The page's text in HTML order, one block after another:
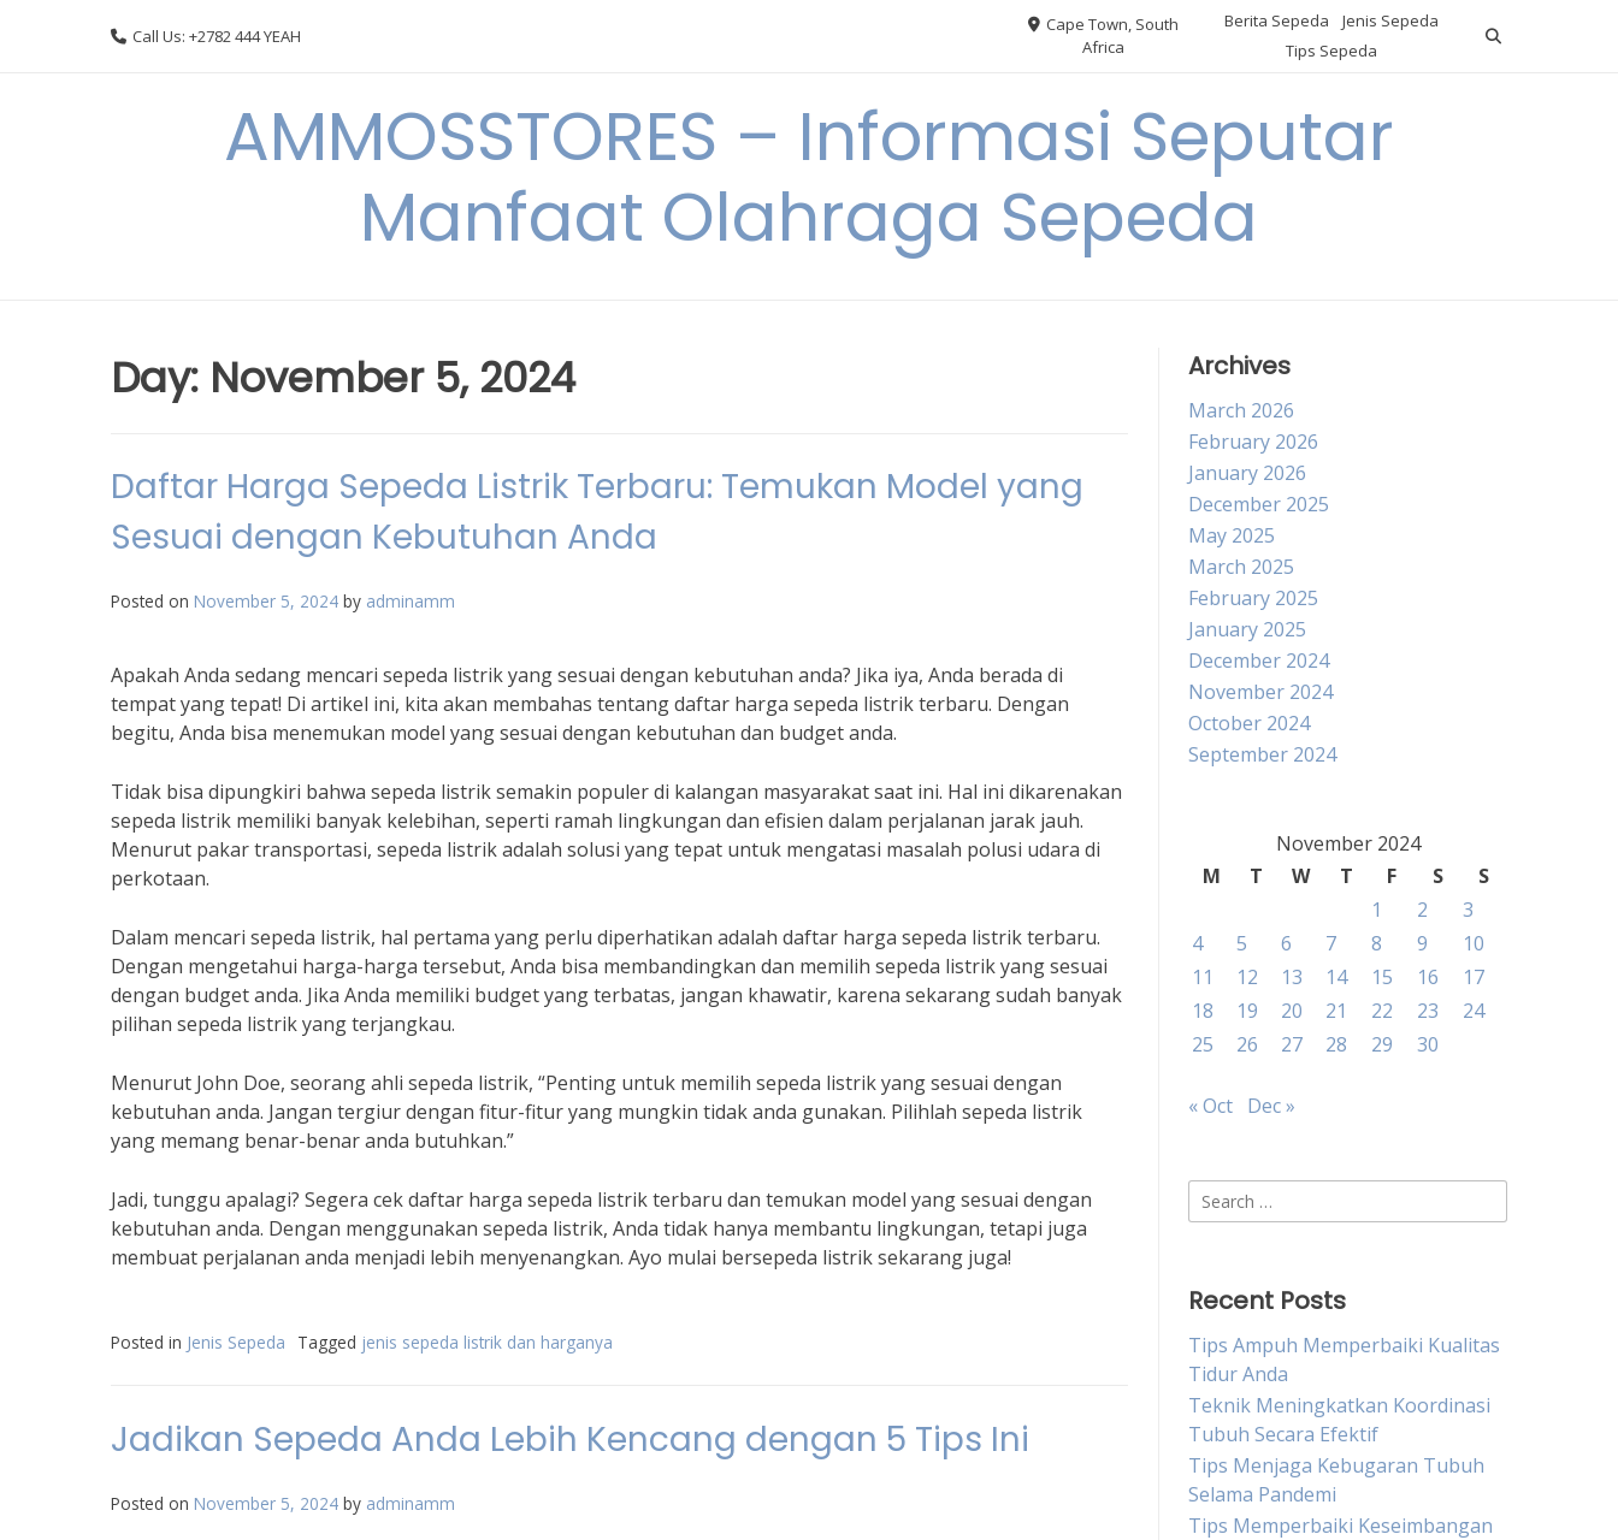
Call Us: +2782 444 YEAH
Cape Town, South
Africa
Berita Sepeda
Jenis Sepeda
Tips Sepeda
AMMOSSTORES – Informasi Seputar
Manfaat Olahraga Sepeda
Day: November 5, 2024
Daftar Harga Sepeda Listrik Terbaru: Temukan Model yang
Sesuai dengan Kebutuhan Anda
Posted on November 5, 2024 by adminamm
Apakah Anda sedang mencari sepeda listrik yang sesuai dengan kebutuhan anda? Jika iya, Anda berada di
tempat yang tepat! Di artikel ini, kita akan membahas tentang daftar harga sepeda listrik terbaru. Dengan
begitu, Anda bisa menemukan model yang sesuai dengan kebutuhan dan budget anda.
Tidak bisa dipungkiri bahwa sepeda listrik semakin populer di kalangan masyarakat saat ini. Hal ini dikarenakan
sepeda listrik memiliki banyak kelebihan, seperti ramah lingkungan dan efisien dalam perjalanan jarak jauh.
Menurut pakar transportasi, sepeda listrik adalah solusi yang tepat untuk mengatasi masalah polusi udara di
perkotaan.
Dalam mencari sepeda listrik, hal pertama yang perlu diperhatikan adalah daftar harga sepeda listrik terbaru.
Dengan mengetahui harga-harga tersebut, Anda bisa membandingkan dan memilih sepeda listrik yang sesuai
dengan budget anda. Jika Anda memiliki budget yang terbatas, jangan khawatir, karena sekarang sudah banyak
pilihan sepeda listrik yang terjangkau.
Menurut John Doe, seorang ahli sepeda listrik, “Penting untuk memilih sepeda listrik yang sesuai dengan
kebutuhan anda. Jangan tergiur dengan fitur-fitur yang mungkin tidak anda gunakan. Pilihlah sepeda listrik
yang memang benar-benar anda butuhkan.”
Jadi, tunggu apalagi? Segera cek daftar harga sepeda listrik terbaru dan temukan model yang sesuai dengan
kebutuhan anda. Dengan menggunakan sepeda listrik, Anda tidak hanya membantu lingkungan, tetapi juga
membuat perjalanan anda menjadi lebih menyenangkan. Ayo mulai bersepeda listrik sekarang juga!
Posted in Jenis Sepeda Tagged jenis sepeda listrik dan harganya
Jadikan Sepeda Anda Lebih Kencang dengan 5 Tips Ini
Posted on November 5, 2024 by adminamm
Archives
March 2026
February 2026
January 2026
December 2025
May 2025
March 2025
February 2025
January 2025
December 2024
November 2024
October 2024
September 2024
November 2024
M
T W T F S
S
1
2
3
4
5 6 7 8 9
10
11
12 13 14 15 16
17
18
19 20 21 22 23
24
25
26 27 28 29 30
« Oct Dec »
Search
for:
Recent Posts
Tips Ampuh Memperbaiki Kualitas
Tidur Anda
Teknik Meningkatkan Koordinasi
Tubuh Secara Efektif
Tips Menjaga Kebugaran Tubuh
Selama Pandemi
Tips Memperbaiki Keseimbangan